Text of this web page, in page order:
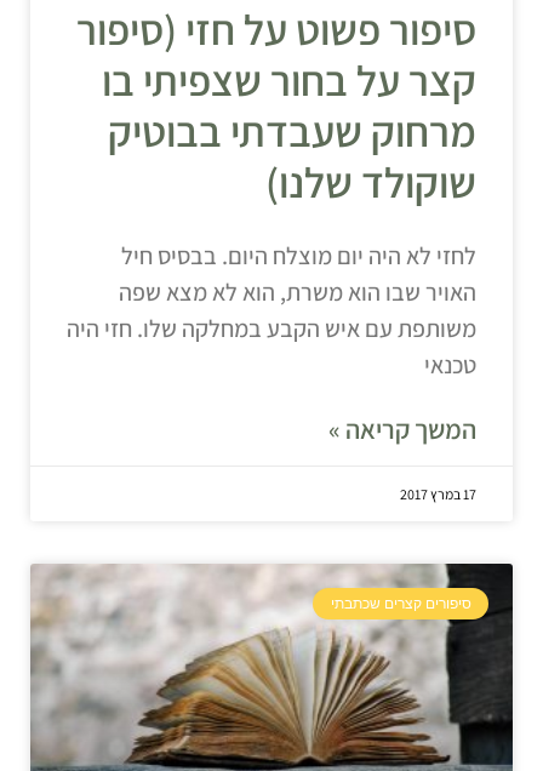
סיפור פשוט על חזי (סיפור
קצר על בחור שצפיתי בו
מרחוק שעבדתי בבוטיק
שוקולד שלנו)
לחזי לא היה יום מוצלח היום. בבסיס חיל
האויר שבו הוא משרת, הוא לא מצא שפה
משותפת עם איש הקבע במחלקה שלו. חזי היה
טכנאי
המשך קריאה »
17 במרץ 2017
סיפורים קצרים שכתבתי